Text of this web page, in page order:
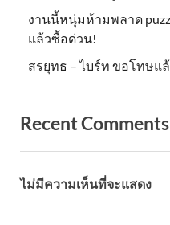
งานนี้หนุ่มห้ามพลาด
แล้วซื้อด่วน!
สรยุทธ – ไบร์ท ขอโทษแ
Recent Comments
ไม่มีความเห็นที่จะแสดง